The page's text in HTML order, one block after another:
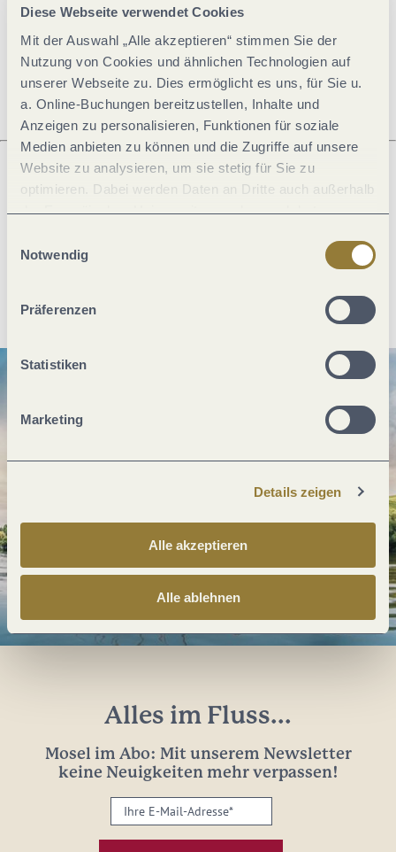
Diese Webseite verwendet Cookies
Mit der Auswahl „Alle akzeptieren“ stimmen Sie der
Nutzung von Cookies und ähnlichen Technologien auf
unserer Webseite zu. Dies ermöglicht es uns, für Sie u.
a. Online-Buchungen bereitzustellen, Inhalte und
Anzeigen zu personalisieren, Funktionen für soziale
Medien anbieten zu können und die Zugriffe auf unsere
Website zu analysieren, um sie stetig für Sie zu
optimieren. Dabei werden Daten an Dritte auch außerhalb
der Europäischen Union weitergegeben und dort
jederzeit widerrufen werden. Mit der Auswahl "Alle
ablehnen" kann es zu Beeinträchtigungen in der Nutzung
Notwendig
Präferenzen
Statistiken
Marketing
Details zeigen
Alle akzeptieren
Alle ablehnen
Öffnungszeiten
PDF erzeugen
Alles im Fluss...
Mosel im Abo: Mit unserem Newsletter
keine Neuigkeiten mehr verpassen!
Ihre
E-
Mail-